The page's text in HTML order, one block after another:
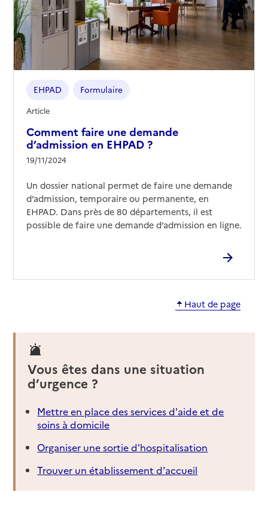
03 23 64 49 00
Contact
Site internet
Rapport HAS
Voir les prix et prestations
Source des données : Finess n° 020009072
Comment faire une demande
d’admission en EHPAD ?
19/11/2024
EHPAD Formulaire
Article
Un dossier national permet de faire une demande
d’admission, temporaire ou permanente, en
EHPAD. Dans près de 80 départements, il est
possible de faire une demande d’admission en ligne.
Haut de page
Vous êtes dans une situation
d’urgence ?
Mettre en place des services d'aide et de
soins à domicile
Organiser une sortie d'hospitalisation
Trouver un établissement d'accueil